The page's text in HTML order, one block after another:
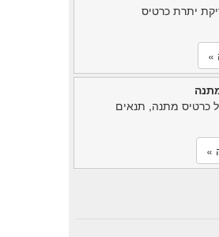
יתרת כרטיס
»
כרטיס מתנה, תנאים
»